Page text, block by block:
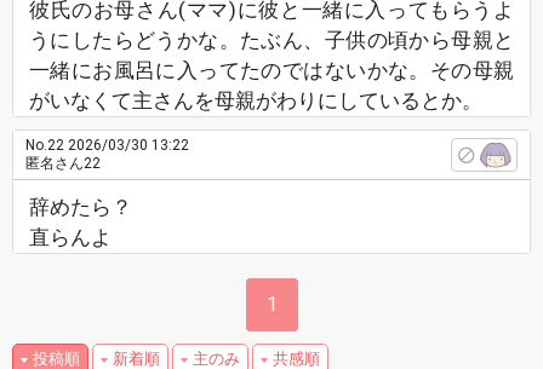
彼氏のお母さん(ママ)に彼と一緒に入ってもらうよ
うにしたらどうかな。たぶん、子供の頃から母親と
一緒にお風呂に入ってたのではないかな。その母親
がいなくて主さんを母親がわりにしているとか。
No.22 2026/03/30 13:22
匿名さん22
辞めたら？
直らんよ
1
投稿順 新着順 主のみ 共感順